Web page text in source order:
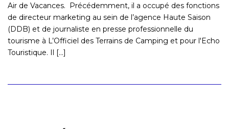
Air de Vacances. Précédemment, il a occupé des fonctions
de directeur marketing au sein de l’agence Haute Saison
(DDB) et de journaliste en presse professionnelle du
tourisme à L’Officiel des Terrains de Camping et pour l'Echo
Touristique. Il [...]